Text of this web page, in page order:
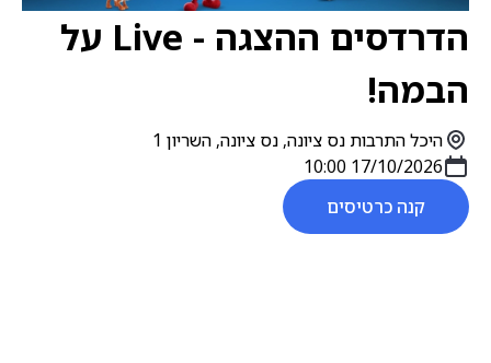
הדרדסים ההצגה - Live על
הבמה!
17/10/2026 10:00
היכל התרבות נס ציונה, נס ציונה, השריון 1
קנה כרטיסים